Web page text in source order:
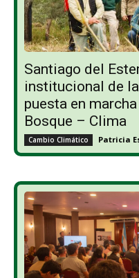
Santiago del
institucional de la
puesta en
Bosque – Clima
Cambio Climático Patricia